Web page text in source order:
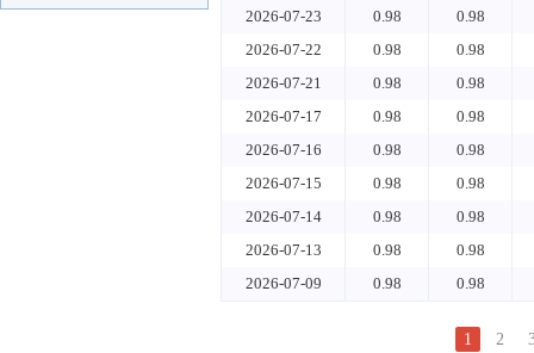
2026-07-23
0.98
0.98
2026-07-22
0.98
0.98
2026-07-21
0.98
0.98
2026-07-17
0.98
0.98
2026-07-16
0.98
0.98
2026-07-15
0.98
0.98
2026-07-14
0.98
0.98
2026-07-13
0.98
0.98
2026-07-09
0.98 0.98
1 2